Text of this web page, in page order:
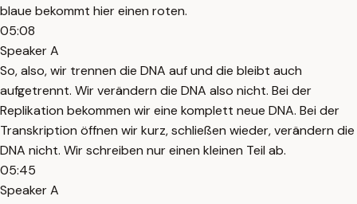
blaue bekommt hier einen roten.
05:08
Speaker A
So, also, wir trennen die DNA auf und die bleibt auch
aufgetrennt. Wir verändern die DNA also nicht. Bei der
Replikation bekommen wir eine komplett neue DNA. Bei der
Transkription öffnen wir kurz, schließen wieder, verändern die
DNA nicht. Wir schreiben nur einen kleinen Teil ab.
05:45
Speaker A